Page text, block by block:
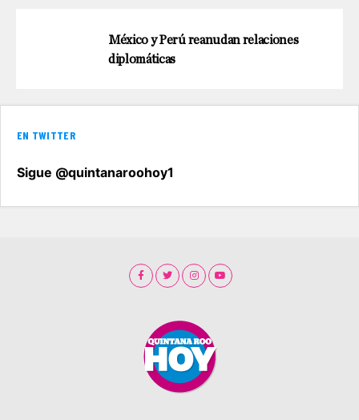
México y Perú reanudan relaciones
diplomáticas
EN TWITTER
Sigue @quintanaroohoy1